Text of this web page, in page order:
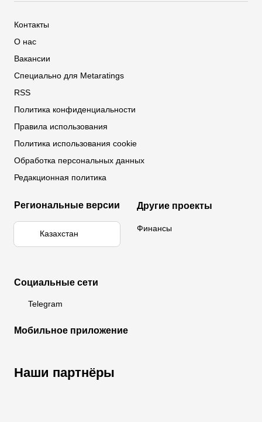
Промокоды Париматч
Контакты
О нас
Вакансии
Специально для Metaratings
RSS
Политика конфиденциальности
Правила использования
Политика использования cookie
Обработка персональных данных
Редакционная политика
Региональные версии
Казахстан
Другие проекты
Финансы
Социальные сети
Telegram
Мобильное приложение
Наши партнёры